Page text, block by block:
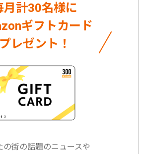
月計30名様に
ギフトカード
プレゼント！
の街の話題のニュースや